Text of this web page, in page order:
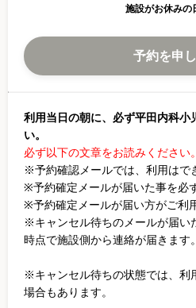
施設がお休みの
予約を申
利用当日の朝に、必ず平田内科小
い。
必ず以下の文章をお読みください。
※予約確認メールでは、利用はで
※予約確定メールが届いた事を必
※予約確定メールが届い方がご利
※キャンセル待ちのメールが届い
時点で施設側から連絡が届きます。
※キャンセル待ちの状態では、利
場合もあります。